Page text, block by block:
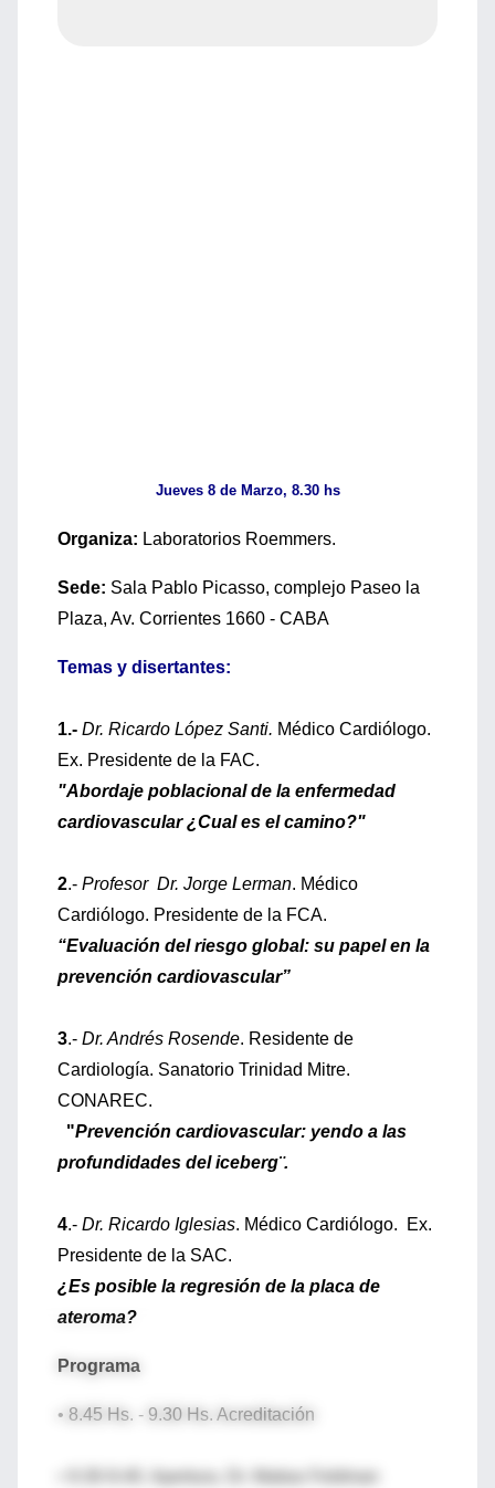
Jueves 8 de Marzo, 8.30 hs
Organiza: Laboratorios Roemmers.
Sede: Sala Pablo Picasso, complejo Paseo la
Plaza, Av. Corrientes 1660 - CABA
Temas y disertantes:
1.- Dr. Ricardo López Santi. Médico Cardiólogo.
Ex. Presidente de la FAC.
"Abordaje poblacional de la enfermedad
cardiovascular ¿Cual es el camino?"
2.- Profesor Dr. Jorge Lerman. Médico
Cardiólogo. Presidente de la FCA.
“Evaluación del riesgo global: su papel en la
prevención cardiovascular”
3.- Dr. Andrés Rosende. Residente de
Cardiología. Sanatorio Trinidad Mitre.
CONAREC.
"Prevención cardiovascular: yendo a las
profundidades del iceberg¨.
4.- Dr. Ricardo Iglesias. Médico Cardiólogo. Ex.
Presidente de la SAC.
¿Es posible la regresión de la placa de
ateroma?
Programa
• 8.45 Hs. - 9.30 Hs. Acreditación